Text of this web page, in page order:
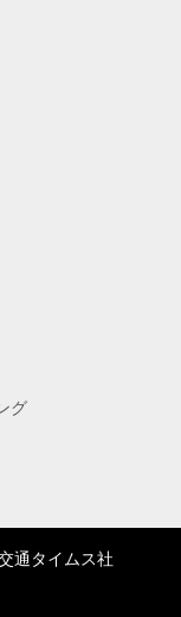
グ
通タイムス社